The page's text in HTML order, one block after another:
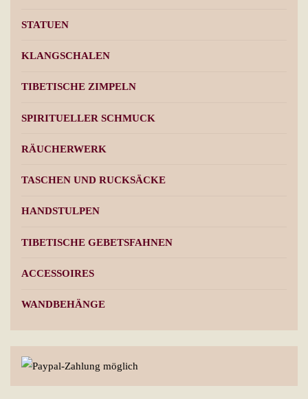
STATUEN
KLANGSCHALEN
TIBETISCHE ZIMPELN
SPIRITUELLER SCHMUCK
RÄUCHERWERK
TASCHEN UND RUCKSÄCKE
HANDSTULPEN
TIBETISCHE GEBETSFAHNEN
ACCESSOIRES
WANDBEHÄNGE